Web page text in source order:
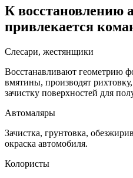
К восстановлению
привлекается
Слесари, жестянщики
Восстанавливают геометрию
вмятины, производят
зачистку поверхностей для
Автомаляры
Зачистка, грунтовка,
окраска автомобиля.
Колористы